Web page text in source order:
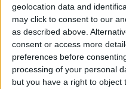
geolocation data and
may click to consent to our
as described above.
consent or access more
preferences before
processing of your personal
but you have a right to object
λειτουργικότητας και
φροντιστών στη
σημαντική αλλά έως
διάσταση της
βιβλιογραφία έχει